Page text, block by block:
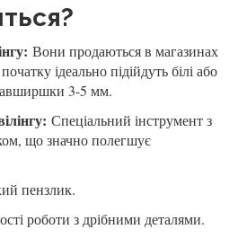
Вони продаються в магазинах
ідеально підійдуть білі або
3-5 мм.
Спеціальний інструмент з
що значно полегшує
пензлик.
роботи з дрібними деталями.